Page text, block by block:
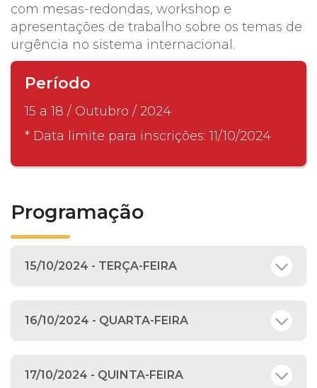
com mesas-redondas, workshop e
apresentações de trabalho sobre os temas de
urgência no sistema internacional.
Período
15 a 18 / Outubro / 2024
* Data limite para inscrições: 11/10/2024
Programação
15/10/2024 - TERÇA-FEIRA
16/10/2024 - QUARTA-FEIRA
17/10/2024 - QUINTA-FEIRA